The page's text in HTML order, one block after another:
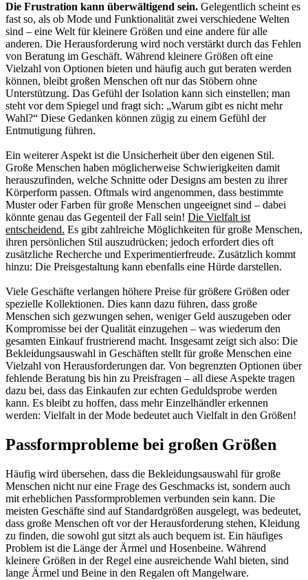
Die Frustration kann überwältigend sein. Gelegentlich scheint es
fast so, als ob Mode und Funktionalität zwei verschiedene Welten
sind – eine Welt für kleinere Größen und eine andere für alle
anderen. Die Herausforderung wird noch verstärkt durch das Fehlen
von Beratung im Geschäft. Während kleinere Größen oft eine
Vielzahl von Optionen bieten und häufig auch gut beraten werden
können, bleibt großen Menschen oft nur das Stöbern ohne
Unterstützung. Das Gefühl der Isolation kann sich einstellen; man
steht vor dem Spiegel und fragt sich: „Warum gibt es nicht mehr
Wahl?“ Diese Gedanken können zügig zu einem Gefühl der
Entmutigung führen.
Ein weiterer Aspekt ist die Unsicherheit über den eigenen Stil.
Große Menschen haben möglicherweise Schwierigkeiten damit
herauszufinden, welche Schnitte oder Designs am besten zu ihrer
Körperform passen. Oftmals wird angenommen, dass bestimmte
Muster oder Farben für große Menschen ungeeignet sind – dabei
könnte genau das Gegenteil der Fall sein! Die Vielfalt ist
entscheidend. Es gibt zahlreiche Möglichkeiten für große Menschen,
ihren persönlichen Stil auszudrücken; jedoch erfordert dies oft
zusätzliche Recherche und Experimentierfreude. Zusätzlich kommt
hinzu: Die Preisgestaltung kann ebenfalls eine Hürde darstellen.
Viele Geschäfte verlangen höhere Preise für größere Größen oder
spezielle Kollektionen. Dies kann dazu führen, dass große
Menschen sich gezwungen sehen, weniger Geld auszugeben oder
Kompromisse bei der Qualität einzugehen – was wiederum den
gesamten Einkauf frustrierend macht. Insgesamt zeigt sich also: Die
Bekleidungsauswahl in Geschäften stellt für große Menschen eine
Vielzahl von Herausforderungen dar. Von begrenzten Optionen über
fehlende Beratung bis hin zu Preisfragen – all diese Aspekte tragen
dazu bei, dass das Einkaufen zur echten Geduldsprobe werden
kann. Es bleibt zu hoffen, dass mehr Einzelhändler erkennen
werden: Vielfalt in der Mode bedeutet auch Vielfalt in den Größen!
Passformprobleme bei großen Größen
Häufig wird übersehen, dass die Bekleidungsauswahl für große
Menschen nicht nur eine Frage des Geschmacks ist, sondern auch
mit erheblichen Passformproblemen verbunden sein kann. Die
meisten Geschäfte sind auf Standardgrößen ausgelegt, was bedeutet,
dass große Menschen oft vor der Herausforderung stehen, Kleidung
zu finden, die sowohl gut sitzt als auch bequem ist. Ein häufiges
Problem ist die Länge der Ärmel und Hosenbeine. Während
kleinere Größen in der Regel eine ausreichende Wahl bieten, sind
lange Ärmel und Beine in den Regalen oft Mangelware.